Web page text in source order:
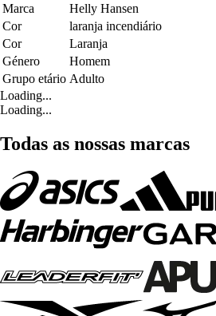
Marca
Helly Hansen
Cor
laranja incendiário
Cor
Laranja
Género
Homem
Grupo etário Adulto
Loading...
Loading...
Todas as nossas marcas